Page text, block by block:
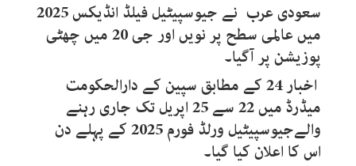
سعودی عرب نے جیوسپیٹیل فیلڈ انڈیکس 2025
میں عالمی سطح پر نویں اور جی 20 میں چھٹی
پوزیشن پر آگیا۔
اخبار 24 کے مطابق سپین کے دارالحکومت
میڈرڈ میں 22 سے 25 اپریل تک جاری رہنے
والےجیوسپیٹیل ورلڈ فورم 2025 کے پہلے دن
اس کا اعلان کیا گیا۔